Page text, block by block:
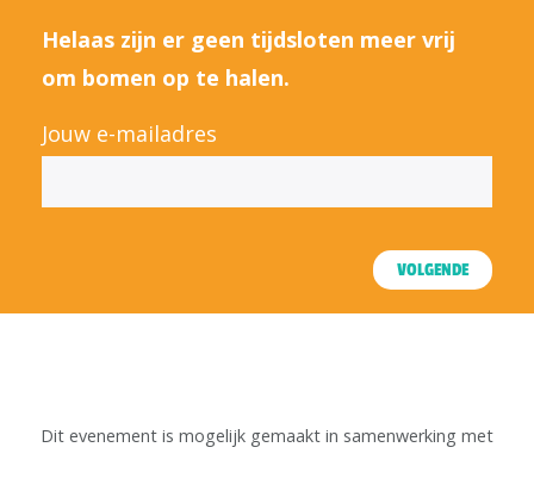
Helaas zijn er geen tijdsloten meer vrij
om bomen op te halen.
Jouw e-mailadres
VOLGENDE
Dit evenement is mogelijk gemaakt in samenwerking met